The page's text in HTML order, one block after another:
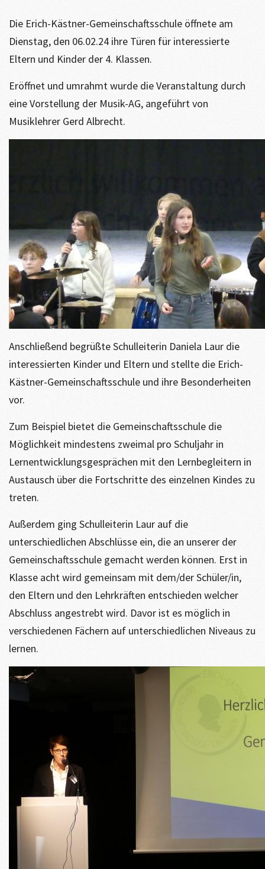
Die Erich-Kästner-Gemeinschaftsschule öffnete am
Dienstag, den 06.02.24 ihre Türen für interessierte
Eltern und Kinder der 4. Klassen.
Eröffnet und umrahmt wurde die Veranstaltung durch
eine Vorstellung der Musik-AG, angeführt von
Musiklehrer Gerd Albrecht.
Anschließend begrüßte Schulleiterin Daniela Laur die
interessierten Kinder und Eltern und stellte die Erich-
Kästner-Gemeinschaftsschule und ihre Besonderheiten
vor.
Zum Beispiel bietet die Gemeinschaftsschule die
Möglichkeit mindestens zweimal pro Schuljahr in
Lernentwicklungsgesprächen mit den Lernbegleitern in
Austausch über die Fortschritte des einzelnen Kindes zu
treten.
Außerdem ging Schulleiterin Laur auf die
unterschiedlichen Abschlüsse ein, die an unserer der
Gemeinschaftsschule gemacht werden können. Erst in
Klasse acht wird gemeinsam mit dem/der Schüler/in,
den Eltern und den Lehrkräften entschieden welcher
Abschluss angestrebt wird. Davor ist es möglich in
verschiedenen Fächern auf unterschiedlichen Niveaus zu
lernen.